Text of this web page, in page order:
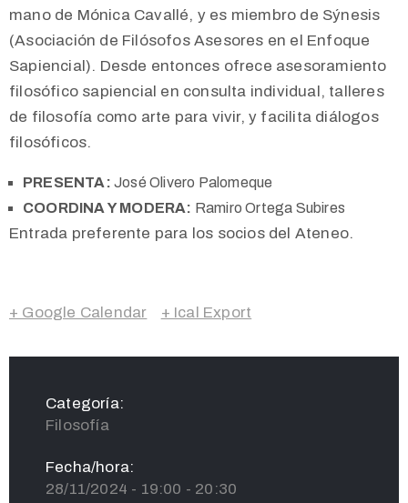
mano de Mónica Cavallé, y es miembro de Sýnesis
(Asociación de Filósofos Asesores en el Enfoque
Sapiencial). Desde entonces ofrece asesoramiento
filosófico sapiencial en consulta individual, talleres
de filosofía como arte para vivir, y facilita diálogos
filosóficos.
PRESENTA: José Olivero Palomeque
COORDINA Y MODERA: Ramiro Ortega Subires
Entrada preferente para los socios del Ateneo.
+ Google Calendar + Ical Export
Categoría:
Filosofía
Fecha/hora:
28/11/2024 - 19:00 - 20:30